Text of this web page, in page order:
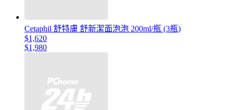
Cetaphil 舒特膚 舒新潔面泡泡 200ml/瓶 (3瓶)
$1,620
$1,980